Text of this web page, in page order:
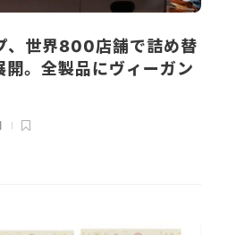
、世界800店舗で詰め替
開。全製品にヴィーガン